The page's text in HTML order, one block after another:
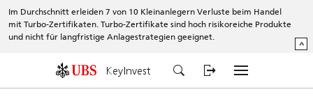
Im Durchschnitt erleiden 7 von 10 Kleinanlegern Verluste beim Handel
mit Turbo-Zertifikaten. Turbo-Zertifikate sind hoch risikoreiche Produkte
und nicht für langfristige Anlagestrategien geeignet.
^
KeyInvest